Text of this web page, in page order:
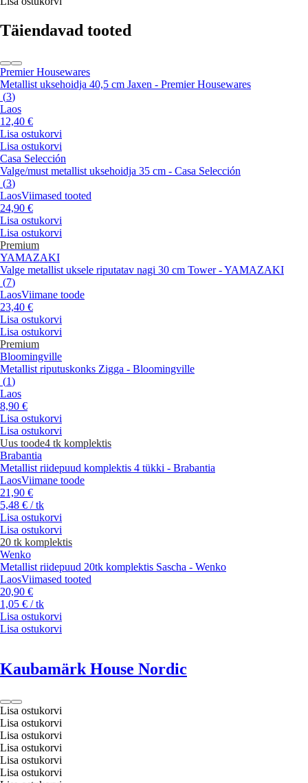
Täiendavad tooted
Premier Housewares
Metallist uksehoidja 40,5 cm Jaxen - Premier Housewares
(3)
Laos
12,40 €
Lisa ostukorvi
Lisa ostukorvi
Casa Selección
Valge/must metallist uksehoidja 35 cm - Casa Selección
(3)
LaosViimased tooted
24,90 €
Lisa ostukorvi
Lisa ostukorvi
Premium
YAMAZAKI
Valge metallist uksele riputatav nagi 30 cm Tower - YAMAZAKI
(7)
LaosViimane toode
23,40 €
Lisa ostukorvi
Lisa ostukorvi
Premium
Bloomingville
Metallist riputuskonks Zigga - Bloomingville
(1)
Laos
8,90 €
Lisa ostukorvi
Lisa ostukorvi
Uus toode4 tk komplektis
Brabantia
Metallist riidepuud komplektis 4 tükki - Brabantia
LaosViimane toode
21,90 €
5,48 € / tk
Lisa ostukorvi
Lisa ostukorvi
20 tk komplektis
Wenko
Metallist riidepuud 20tk komplektis Sascha - Wenko
LaosViimased tooted
20,90 €
1,05 € / tk
Lisa ostukorvi
Lisa ostukorvi
Kaubamärk House Nordic
Lisa ostukorvi
Lisa ostukorvi
Lisa ostukorvi
Lisa ostukorvi
Lisa ostukorvi
Lisa ostukorvi